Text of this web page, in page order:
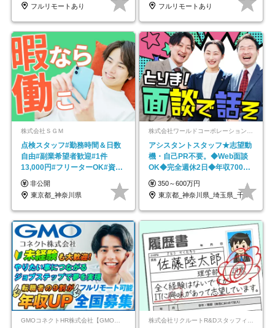
フルリモートあり フルリモートあり
株式会社ＳＧＭ
点検スタッフ#勤務時間＆日数
自由#副業希望者歓迎#1件
13,000円#フリーターOK#資格
スキル不要
非公開
東京都_神奈川県
アシスタントスタッフ★志望動
機・自己PR不要。◆Web面談
OK◆完全週休2日◆年収700万
円可/p13
350～600万円
東京都_神奈川県_埼玉県_千葉県_大阪府…
GMOコネクトHR株式会社【GMOインターネットグループ】